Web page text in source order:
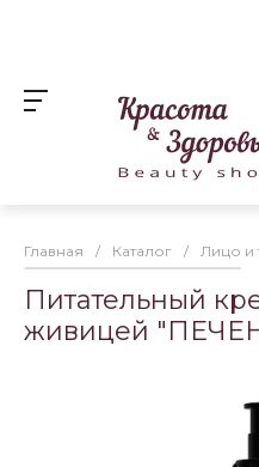
Главная / Каталог / Лицо и
Питательный
живицей